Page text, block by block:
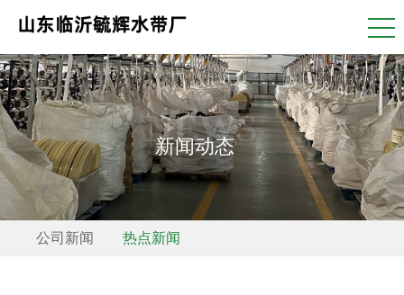
NEWS
新闻动态
公司新闻 热点新闻